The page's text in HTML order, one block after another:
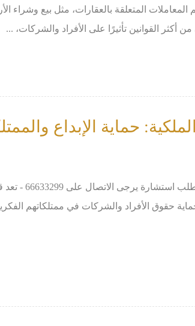
المعاملات المتعلقة بالعقارات، مثل بيع وشراء
من أكثر القوانين تأثيرًا على الأفراد والشركات، ...
حماية الإبداع
المحامي خالد
حقوق الأفراد والشركات في ممتلكاتهم